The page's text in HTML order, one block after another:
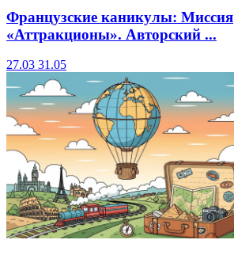
Французские каникулы: Миссия
«Аттракционы». Авторский ...
27.03 31.05